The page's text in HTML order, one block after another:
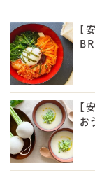
【
【
お